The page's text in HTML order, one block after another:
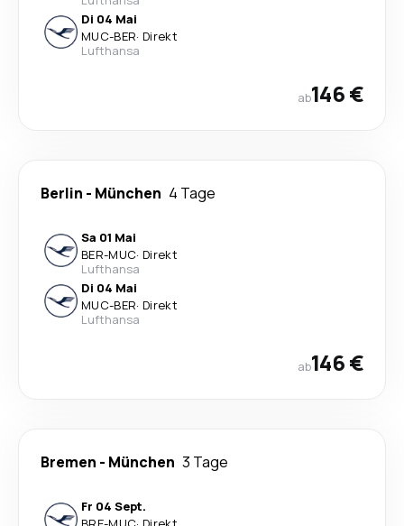
Di 04 Mai
MUC-BER· Direkt
Lufthansa
ab146 €
Berlin - München 4 Tage
Sa 01 Mai
BER-MUC· Direkt
Lufthansa
Di 04 Mai
MUC-BER· Direkt
Lufthansa
ab146 €
Bremen - München 3 Tage
Fr 04 Sept.